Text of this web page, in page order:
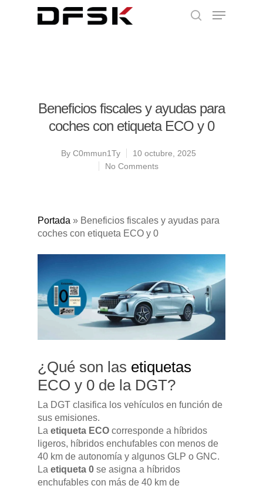
Beneficios fiscales y ayudas para
coches con etiqueta ECO y 0
By C0mmun1Ty
10 octubre, 2025
No Comments
Portada » Beneficios fiscales y ayudas para
coches con etiqueta ECO y 0
¿Qué son las etiquetas
ECO y 0 de la DGT?
La DGT clasifica los vehículos en función de
sus emisiones.
La etiqueta ECO corresponde a híbridos
ligeros, híbridos enchufables con menos de
40 km de autonomía y algunos GLP o GNC.
La etiqueta 0 se asigna a híbridos
enchufables con más de 40 km de